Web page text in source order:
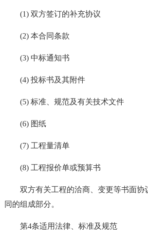
(1) 双方签订的补充协议
(2) 本合同条款
(3) 中标通知书
(4) 投标书及其附件
(5) 标准、规范及有关技术文件
(6) 图纸
(7) 工程量清单
(8) 工程报价单或预算书
双方有关工程的洽商、变更等书面协
同的组成部分。
第4条适用法律、标准及规范